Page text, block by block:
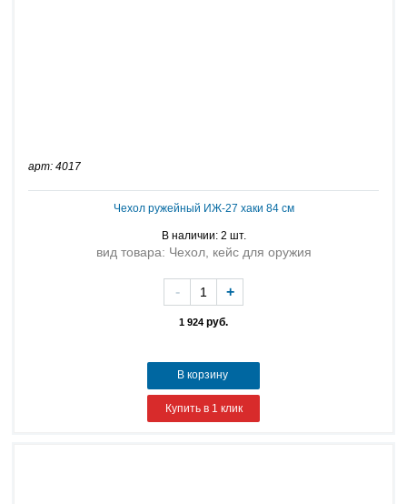
арт: 4017
Чехол ружейный ИЖ-27 хаки 84 см
В наличии: 2 шт.
вид товара: Чехол, кейс для оружия
1 924 руб.
- +
В корзину
Купить в 1 клик